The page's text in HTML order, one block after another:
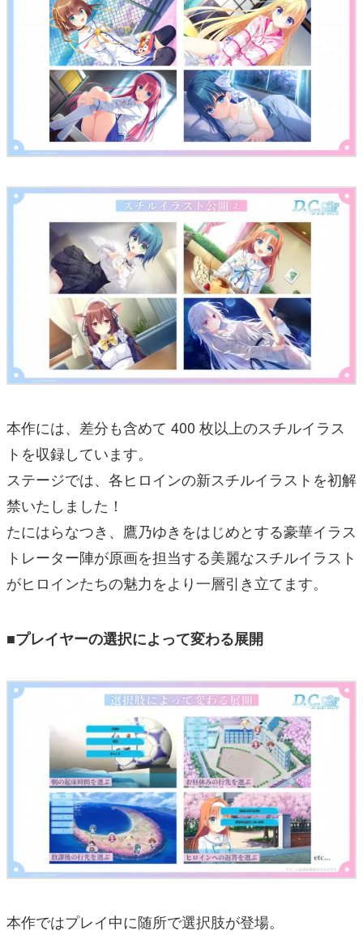
本作には、差分も含めて 400 枚以上のスチルイラス
トを収録しています。
ステージでは、各ヒロインの新スチルイラストを初解
禁いたしました！
たにはらなつき、鷹乃ゆきをはじめとする豪華イラス
トレーター陣が原画を担当する美麗なスチルイラスト
がヒロインたちの魅力をより一層引き立てます。
■プレイヤーの選択によって変わる展開
本作ではプレイ中に随所で選択肢が登場。